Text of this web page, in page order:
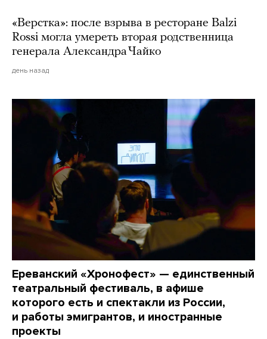
«Верстка»: после взрыва в ресторане Balzi
Rossi могла умереть вторая родственница
генерала Александра Чайко
день назад
Ереванский «Хронофест» — единственный
театральный фестиваль, в афише
которого есть и спектакли из России,
и работы эмигрантов, и иностранные
проекты